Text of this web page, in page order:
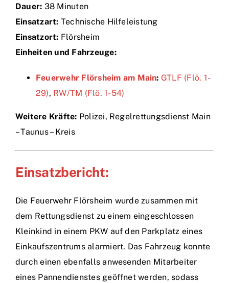
Technik
Dauer: 38 Minuten
Einsatzart: Technische Hilfeleistung
Einsatzort: Flörsheim
Einheiten und Fahrzeuge:
Feuerwehr Flörsheim am Main: GTLF (Flö. 1-
29), RW/TM (Flö. 1-54)
Weitere Kräfte: Polizei, Regelrettungsdienst Main
– Taunus – Kreis
Einsatzbericht:
Die Feuerwehr Flörsheim wurde zusammen mit
dem Rettungsdienst zu einem eingeschlossen
Kleinkind in einem PKW auf den Parkplatz eines
Einkaufszentrums alarmiert. Das Fahrzeug konnte
durch einen ebenfalls anwesenden Mitarbeiter
eines Pannendienstes geöffnet werden, sodass